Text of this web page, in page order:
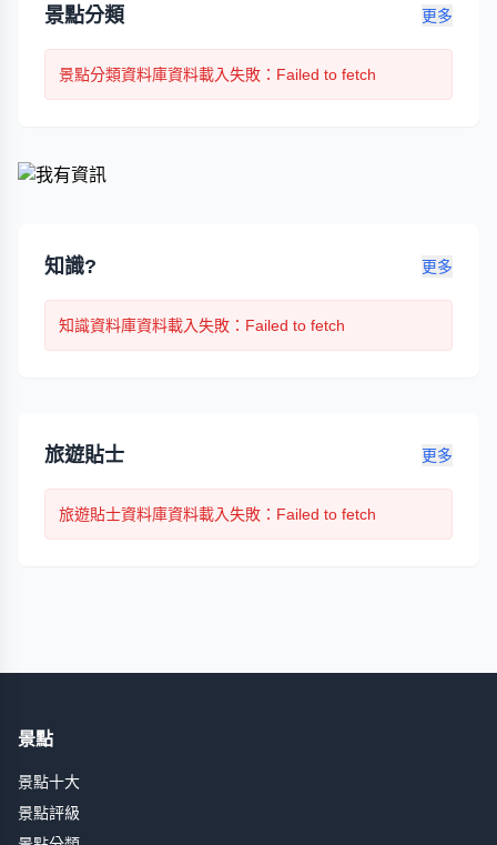
景點分類 更多
景點分類資料庫資料載入失敗 ：Failed to fetch
知識? 更多
知識資料庫資料載入失敗 ：Failed to fetch
旅遊貼士 更多
旅遊貼士資料庫資料載入失敗 ：Failed to fetch
景點
景點十大
景點評級